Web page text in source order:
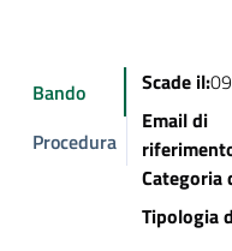
Bando
Procedura
Scade il:
Email di
Categoria
Tipologia